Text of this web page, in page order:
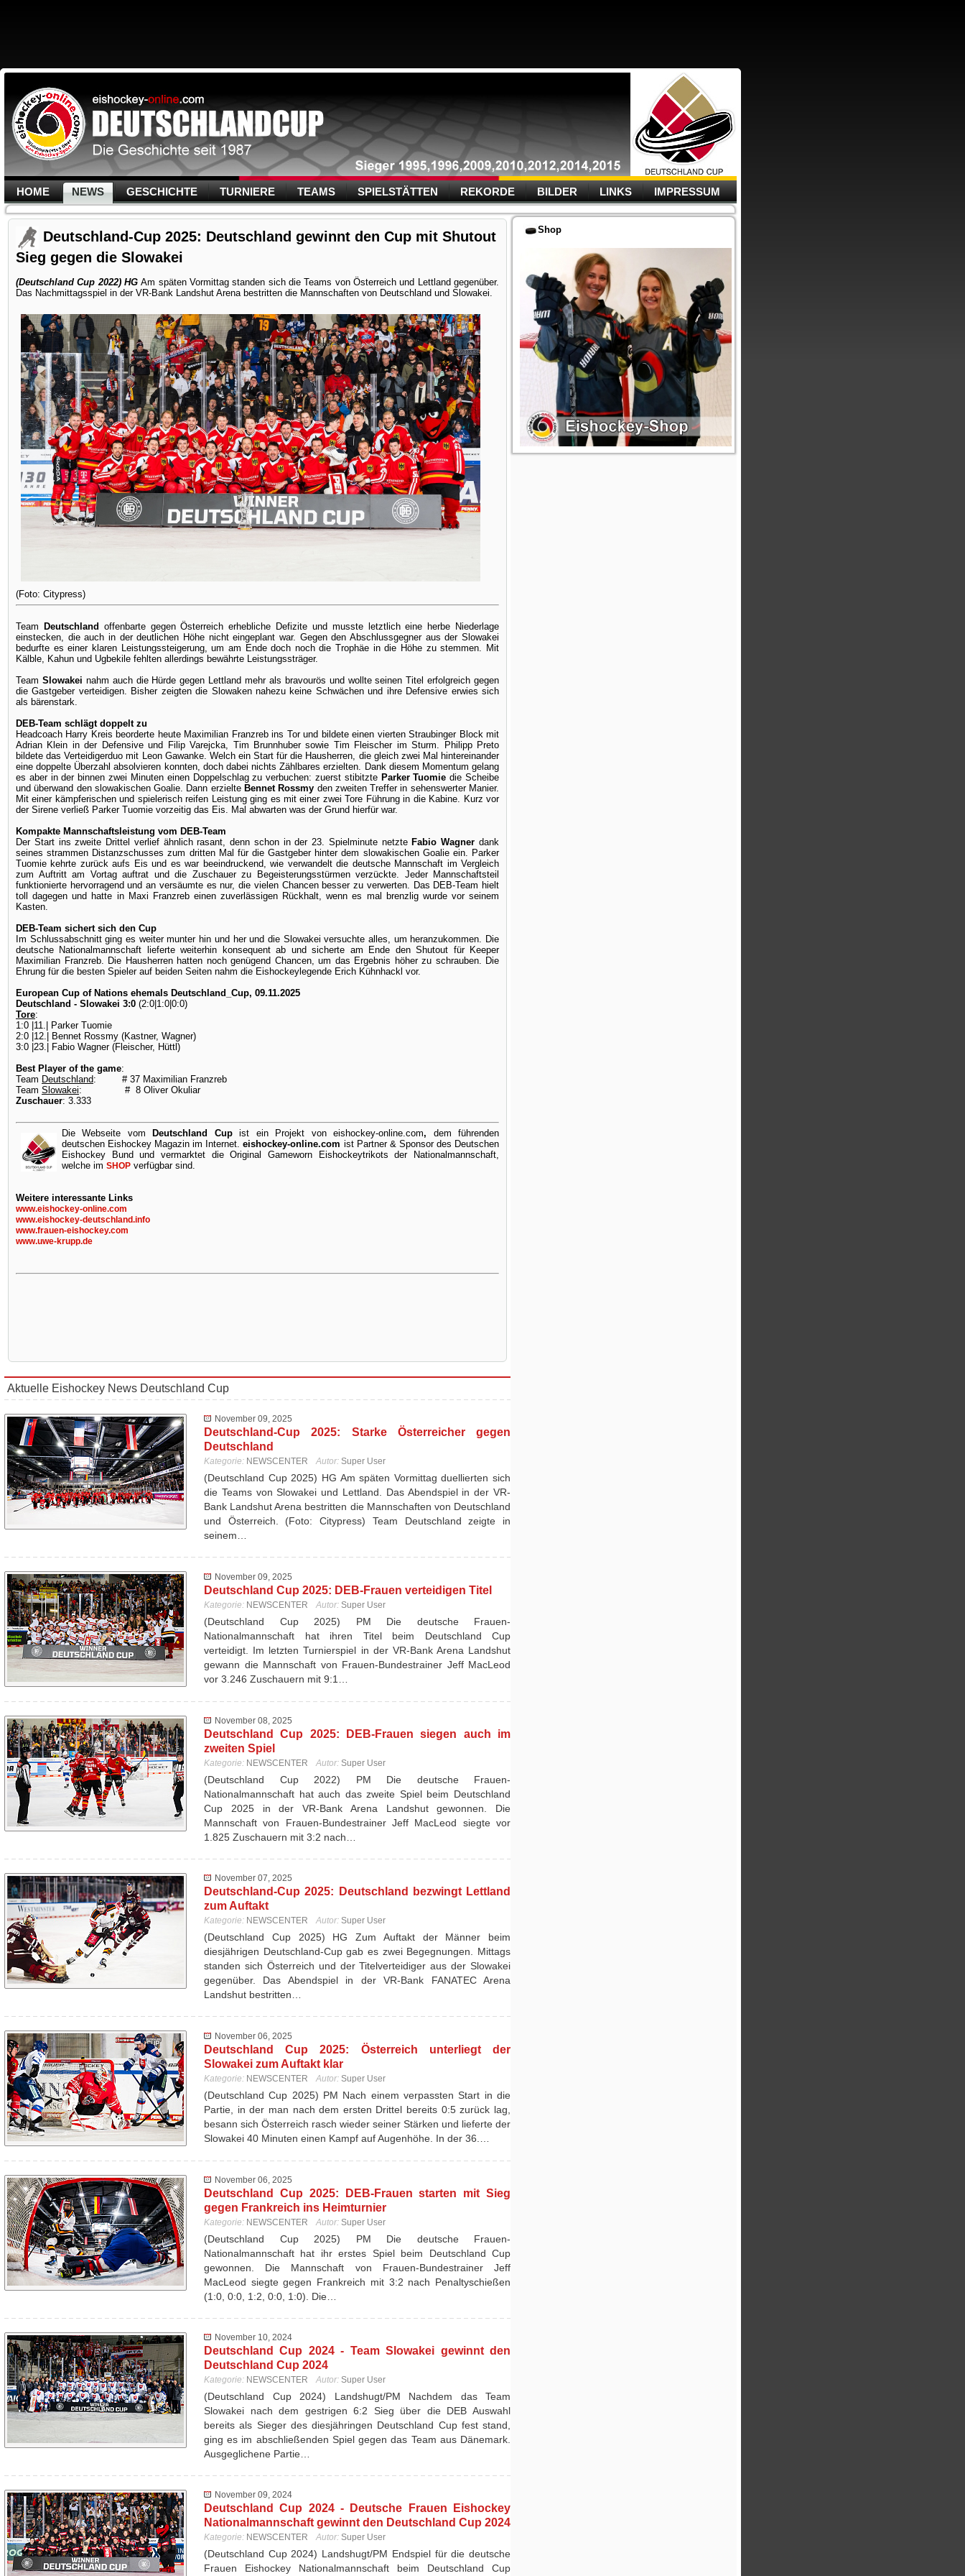
HOME NEWS GESCHICHTE TURNIERE TEAMS SPIELSTÄTTEN REKORDE BILDER LINKS IMPRESSUM
Deutschland-Cup 2025: Deutschland gewinnt den Cup mit Shutout
Sieg gegen die Slowakei
(Deutschland Cup 2022) HG Am späten Vormittag standen sich die Teams von Österreich und Lettland gegenüber.
Das Nachmittagsspiel in der VR-Bank Landshut Arena bestritten die Mannschaften von Deutschland und Slowakei.
(Foto: Citypress)
Team Deutschland offenbarte gegen Österreich erhebliche Defizite und musste letztlich eine herbe Niederlage
einstecken, die auch in der deutlichen Höhe nicht eingeplant war. Gegen den Abschlussgegner aus der Slowakei
bedurfte es einer klaren Leistungssteigerung, um am Ende doch noch die Trophäe in die Höhe zu stemmen. Mit
Kälble, Kahun und Ugbekile fehlten allerdings bewährte Leistungssträger.
Team Slowakei nahm auch die Hürde gegen Lettland mehr als bravourös und wollte seinen Titel erfolgreich gegen
die Gastgeber verteidigen. Bisher zeigten die Slowaken nahezu keine Schwächen und ihre Defensive erwies sich
als bärenstark.
DEB-Team schlägt doppelt zu
Headcoach Harry Kreis beorderte heute Maximilian Franzreb ins Tor und bildete einen vierten Straubinger Block mit
Adrian Klein in der Defensive und Filip Varejcka, Tim Brunnhuber sowie Tim Fleischer im Sturm. Philipp Preto
bildete das Verteidigerduo mit Leon Gawanke. Welch ein Start für die Hausherren, die gleich zwei Mal hintereinander
eine doppelte Überzahl absolvieren konnten, doch dabei nichts Zählbares erzielten. Dank diesem Momentum gelang
es aber in der binnen zwei Minuten einen Doppelschlag zu verbuchen: zuerst stibitzte Parker Tuomie die Scheibe
und überwand den slowakischen Goalie. Dann erzielte Bennet Rossmy den zweiten Treffer in sehenswerter Manier.
Mit einer kämpferischen und spielerisch reifen Leistung ging es mit einer zwei Tore Führung in die Kabine. Kurz vor
der Sirene verließ Parker Tuomie vorzeitig das Eis. Mal abwarten was der Grund hierfür war.
Kompakte Mannschaftsleistung vom DEB-Team
Der Start ins zweite Drittel verlief ähnlich rasant, denn schon in der 23. Spielminute netzte Fabio Wagner dank
seines strammen Distanzschusses zum dritten Mal für die Gastgeber hinter dem slowakischen Goalie ein. Parker
Tuomie kehrte zurück aufs Eis und es war beeindruckend, wie verwandelt die deutsche Mannschaft im Vergleich
zum Auftritt am Vortag auftrat und die Zuschauer zu Begeisterungsstürmen verzückte. Jeder Mannschaftsteil
funktionierte hervorragend und an versäumte es nur, die vielen Chancen besser zu verwerten. Das DEB-Team hielt
toll dagegen und hatte in Maxi Franzreb einen zuverlässigen Rückhalt, wenn es mal brenzlig wurde vor seinem
Kasten.
DEB-Team sichert sich den Cup
Im Schlussabschnitt ging es weiter munter hin und her und die Slowakei versuchte alles, um heranzukommen. Die
deutsche Nationalmannschaft lieferte weiterhin konsequent ab und sicherte am Ende den Shutout für Keeper
Maximilian Franzreb. Die Hausherren hatten noch genügend Chancen, um das Ergebnis höher zu schrauben. Die
Ehrung für die besten Spieler auf beiden Seiten nahm die Eishockeylegende Erich Kühnhackl vor.
European Cup of Nations ehemals Deutschland_Cup, 09.11.2025
Deutschland - Slowakei 3:0 (2:0|1:0|0:0)
Tore:
1:0 |11.| Parker Tuomie
2:0 |12.| Bennet Rossmy (Kastner, Wagner)
3:0 |23.| Fabio Wagner (Fleischer, Hüttl)
Best Player of the game:
Team Deutschland: # 37 Maximilian Franzreb
Team Slowakei: # 8 Oliver Okuliar
Zuschauer: 3.333
Die Webseite vom Deutschland Cupist ein Projekt von eishockey-online.com, dem führenden
deutschen Eishockey Magazin im Internet. eishockey-online.com ist Partner & Sponsor des Deutschen
Eishockey Bund und vermarktet die Original Gameworn Eishockeytrikots der Nationalmannschaft,
welche im SHOP verfügbar sind.
Weitere interessante Links
www.eishockey-online.com
www.eishockey-deutschland.info
www.frauen-eishockey.com
www.uwe-krupp.de
Aktuelle Eishockey News Deutschland Cup
November 09, 2025
Deutschland-Cup 2025: Starke Österreicher gegen
Deutschland
Kategorie: NEWSCENTER Autor: Super User
(Deutschland Cup 2025) HG Am späten Vormittag duellierten sich
die Teams von Slowakei und Lettland. Das Abendspiel in der VR-
Bank Landshut Arena bestritten die Mannschaften von Deutschland
und Österreich. (Foto: Citypress) Team Deutschland zeigte in
seinem…
November 09, 2025
Deutschland Cup 2025: DEB-Frauen verteidigen Titel
Kategorie: NEWSCENTER Autor: Super User
(Deutschland Cup 2025) PM Die deutsche Frauen-
Nationalmannschaft hat ihren Titel beim Deutschland Cup
verteidigt. Im letzten Turnierspiel in der VR-Bank Arena Landshut
gewann die Mannschaft von Frauen-Bundestrainer Jeff MacLeod
vor 3.246 Zuschauern mit 9:1…
November 08, 2025
Deutschland Cup 2025: DEB-Frauen siegen auch im
zweiten Spiel
Kategorie: NEWSCENTER Autor: Super User
(Deutschland Cup 2022) PM Die deutsche Frauen-
Nationalmannschaft hat auch das zweite Spiel beim Deutschland
Cup 2025 in der VR-Bank Arena Landshut gewonnen. Die
Mannschaft von Frauen-Bundestrainer Jeff MacLeod siegte vor
1.825 Zuschauern mit 3:2 nach…
November 07, 2025
Deutschland-Cup 2025: Deutschland bezwingt Lettland
zum Auftakt
Kategorie: NEWSCENTER Autor: Super User
(Deutschland Cup 2025) HG Zum Auftakt der Männer beim
diesjährigen Deutschland-Cup gab es zwei Begegnungen. Mittags
standen sich Österreich und der Titelverteidiger aus der Slowakei
gegenüber. Das Abendspiel in der VR-Bank FANATEC Arena
Landshut bestritten…
November 06, 2025
Deutschland Cup 2025: Österreich unterliegt der
Slowakei zum Auftakt klar
Kategorie: NEWSCENTER Autor: Super User
(Deutschland Cup 2025) PM Nach einem verpassten Start in die
Partie, in der man nach dem ersten Drittel bereits 0:5 zurück lag,
besann sich Österreich rasch wieder seiner Stärken und lieferte der
Slowakei 40 Minuten einen Kampf auf Augenhöhe. In der 36.…
November 06, 2025
Deutschland Cup 2025: DEB-Frauen starten mit Sieg
gegen Frankreich ins Heimturnier
Kategorie: NEWSCENTER Autor: Super User
(Deutschland Cup 2025) PM Die deutsche Frauen-
Nationalmannschaft hat ihr erstes Spiel beim Deutschland Cup
gewonnen. Die Mannschaft von Frauen-Bundestrainer Jeff
MacLeod siegte gegen Frankreich mit 3:2 nach Penaltyschießen
(1:0, 0:0, 1:2, 0:0, 1:0). Die…
November 10, 2024
Deutschland Cup 2024 - Team Slowakei gewinnt den
Deutschland Cup 2024
Kategorie: NEWSCENTER Autor: Super User
(Deutschland Cup 2024) Landshugt/PM Nachdem das Team
Slowakei nach dem gestrigen 6:2 Sieg über die DEB Auswahl
bereits als Sieger des diesjähringen Deutschland Cup fest stand,
ging es im abschließenden Spiel gegen das Team aus Dänemark.
Ausgeglichene Partie…
November 09, 2024
Deutschland Cup 2024 - Deutsche Frauen Eishockey
Nationalmannschaft gewinnt den Deutschland Cup 2024
Kategorie: NEWSCENTER Autor: Super User
(Deutschland Cup 2024) Landshugt/PM Endspiel für die deutsche
Frauen Eishockey Nationalmannschaft beim Deutschland Cup
Shop